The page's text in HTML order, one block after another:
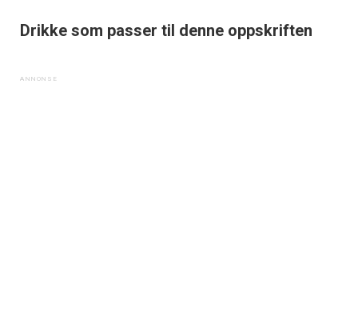
Drikke som passer til denne oppskriften